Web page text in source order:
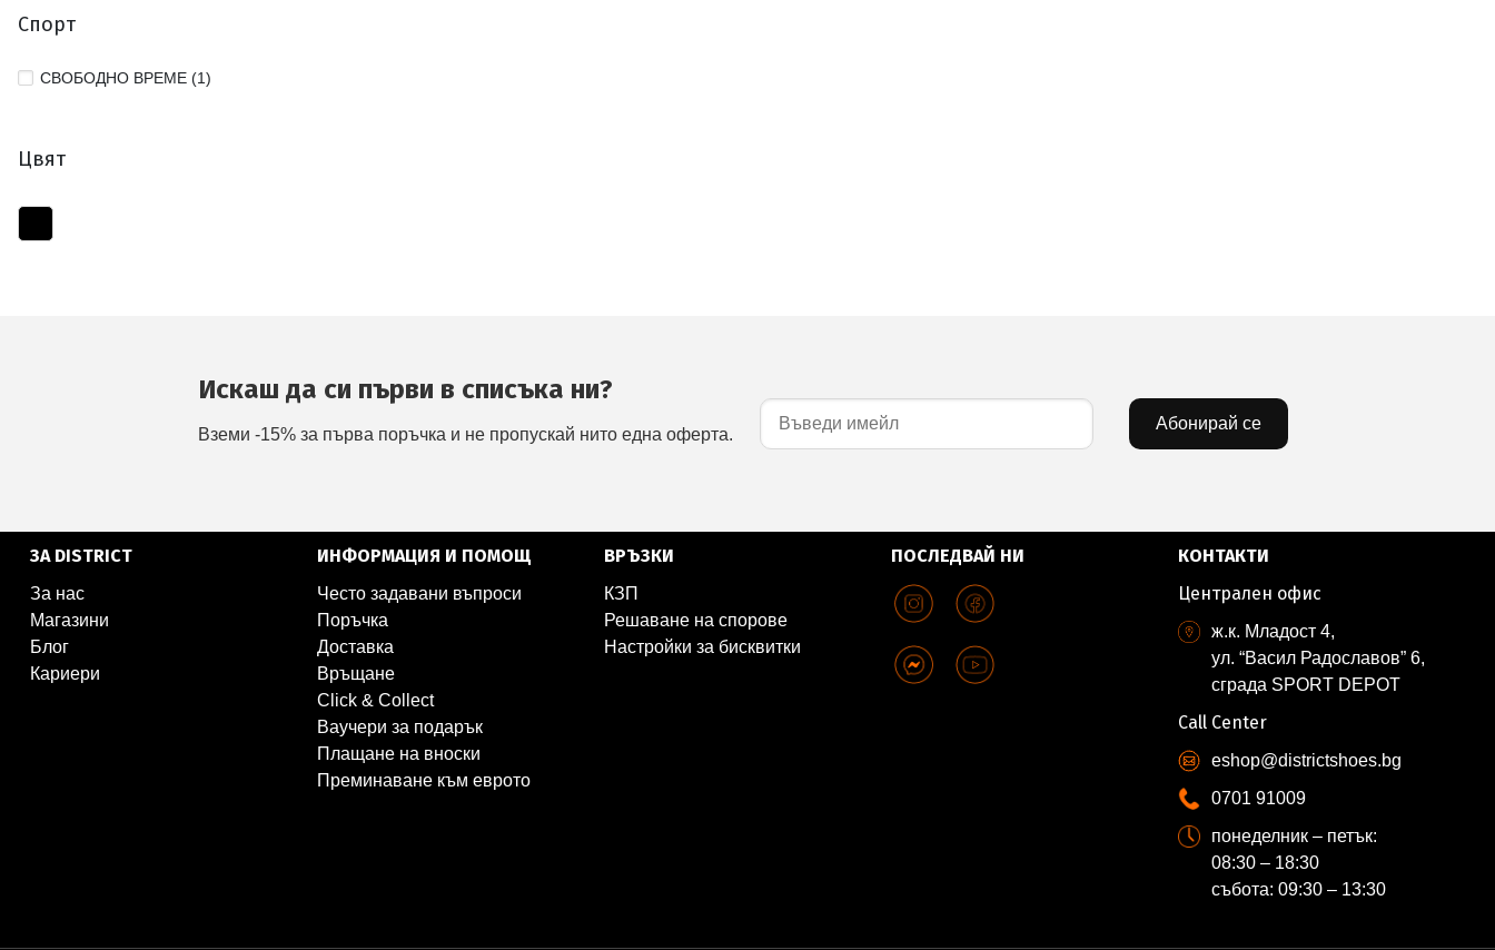
Спорт
СВОБОДНО ВРЕМЕ (1)
Цвят
Искаш да си първи в списъка ни?
Вземи -15% за първа поръчка и не пропускай нито една оферта.
Абонирай се
ЗА DISTRICT
За нас
Магазини
Блог
Кариери
ИНФОРМАЦИЯ И ПОМОЩ
Често задавани въпроси
Поръчка
Доставка
Връщане
Click & Collect
Ваучери за подарък
Плащане на вноски
Преминаване към еврото
ВРЪЗКИ
КЗП
Решаване на спорове
Настройки за бисквитки
ПОСЛЕДВАЙ НИ
КОНТАКТИ
Централен офис
ж.к. Младост 4,
ул. “Васил Радославов” 6,
сграда SPORT DEPOT
Call Center
eshop@districtshoes.bg
0701 91009
понеделник – петък:
08:30 – 18:30
събота: 09:30 – 13:30